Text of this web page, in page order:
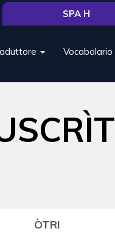
Vocabolario
SPA H
ÒTRI